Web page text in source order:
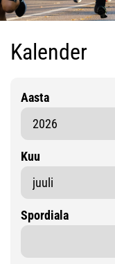
Kalender
Aasta
Kuu
Spordiala